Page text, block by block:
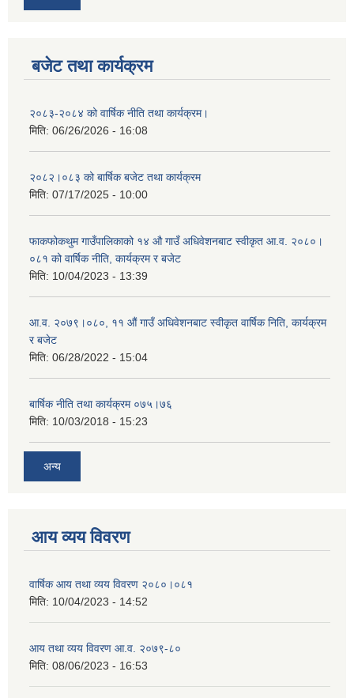
बजेट तथा कार्यक्रम
२०८३-२०८४ को वार्षिक नीति तथा कार्यक्रम।
मिति: 06/26/2026 - 16:08
२०८२।०८३ को बार्षिक बजेट तथा कार्यक्रम
मिति: 07/17/2025 - 10:00
फाकफोकथुम गाउँपालिकाको १४ औ गाउँ अधिवेशनबाट स्वीकृत आ.व. २०८०।
०८१ को वार्षिक नीति, कार्यक्रम र बजेट
मिति: 10/04/2023 - 13:39
आ.व. २०७९।०८०, ११ औं गाउँ अधिवेशनबाट स्वीकृत वार्षिक निति, कार्यक्रम
र बजेट
मिति: 06/28/2022 - 15:04
बार्षिक नीति तथा कार्यक्रम ०७५।७६
मिति: 10/03/2018 - 15:23
अन्य
आय व्यय विवरण
वार्षिक आय तथा व्यय विवरण २०८०।०८१
मिति: 10/04/2023 - 14:52
आय तथा व्यय विवरण आ.व. २०७९-८०
मिति: 08/06/2023 - 16:53